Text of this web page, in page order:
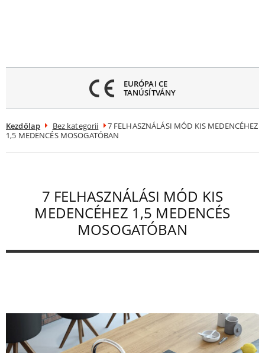
EURÓPAI CE
TANÚSÍTVÁNY
Kezdőlap Bez kategorii
7 FELHASZNÁLÁSI MÓD KIS MEDENCÉHEZ
1,5 MEDENCÉS MOSOGATÓBAN
7 FELHASZNÁLÁSI MÓD KIS
MEDENCÉHEZ 1,5 MEDENCÉS
MOSOGATÓBAN